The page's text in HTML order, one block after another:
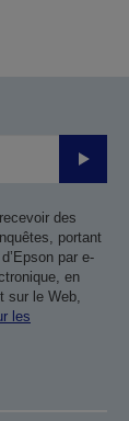
Valider
des
portant
par e-
en
sur le Web,
les